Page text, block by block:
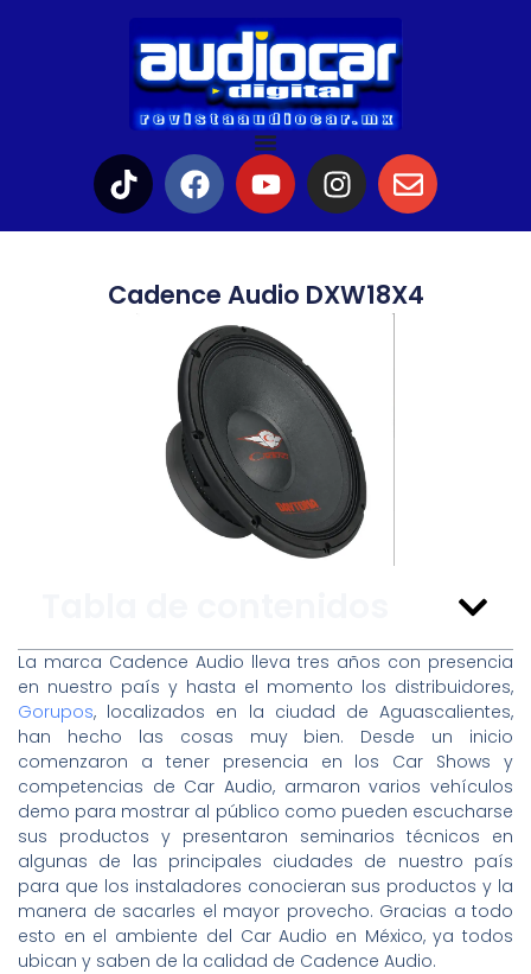
Cadence Audio DXW18X4
La marca Cadence Audio lleva tres años con presencia
en nuestro país y hasta el momento los distribuidores,
Gorupos, localizados en la ciudad de Aguascalientes,
han hecho las cosas muy bien. Desde un inicio
comenzaron a tener presencia en los Car Shows y
competencias de Car Audio, armaron varios vehículos
demo para mostrar al público como pueden escucharse
sus productos y presentaron seminarios técnicos en
algunas de las principales ciudades de nuestro país
para que los instaladores conocieran sus productos y la
manera de sacarles el mayor provecho. Gracias a todo
esto en el ambiente del Car Audio en México, ya todos
ubican y saben de la calidad de Cadence Audio.